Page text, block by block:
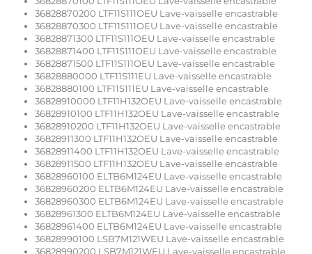
36828870200 LTF11S111OEU Lave-vaisselle encastrable
36828870300 LTF11S111OEU Lave-vaisselle encastrable
36828871300 LTF11S111OEU Lave-vaisselle encastrable
36828871400 LTF11S111OEU Lave-vaisselle encastrable
36828871500 LTF11S111OEU Lave-vaisselle encastrable
36828880000 LTF11S111EU Lave-vaisselle encastrable
36828880100 LTF11S111EU Lave-vaisselle encastrable
36828910000 LTF11H132OEU Lave-vaisselle encastrable
36828910100 LTF11H132OEU Lave-vaisselle encastrable
36828910200 LTF11H132OEU Lave-vaisselle encastrable
36828911300 LTF11H132OEU Lave-vaisselle encastrable
36828911400 LTF11H132OEU Lave-vaisselle encastrable
36828911500 LTF11H132OEU Lave-vaisselle encastrable
36828960100 ELTB6M124EU Lave-vaisselle encastrable
36828960200 ELTB6M124EU Lave-vaisselle encastrable
36828960300 ELTB6M124EU Lave-vaisselle encastrable
36828961300 ELTB6M124EU Lave-vaisselle encastrable
36828961400 ELTB6M124EU Lave-vaisselle encastrable
36828990100 LSB7M121WEU Lave-vaisselle encastrable
36828990200 LSB7M121WEU Lave-vaisselle encastrable